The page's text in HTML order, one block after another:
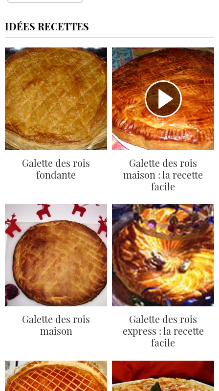
IDÉES RECETTES
Galette des rois
fondante
Galette des rois
maison : la recette
facile
Galette des rois
maison
Galette des rois
express : la recette
facile